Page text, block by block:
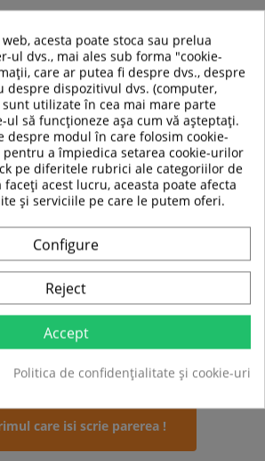
100 kg
Penny board
Femei
15 cm
56 cm
Poliuretan
Aluminiu
care isi scrie parerea !
acesta poate stoca sau prelua
ul dvs., mai ales sub forma "cookie-
care ar putea fi despre dvs., despre
despre dispozitivul dvs. (computer,
utilizate în cea mai mare parte
ul să funcționeze așa cum vă așteptați.
despre modul în care folosim cookie-
a împiedica setarea cookie-urilor
pe diferitele rubrici ale categoriilor de
faceți acest lucru, aceasta poate afecta
și serviciile pe care le putem oferi.
Configure
Reject
Accept
Politica de confidențialitate și cookie-uri